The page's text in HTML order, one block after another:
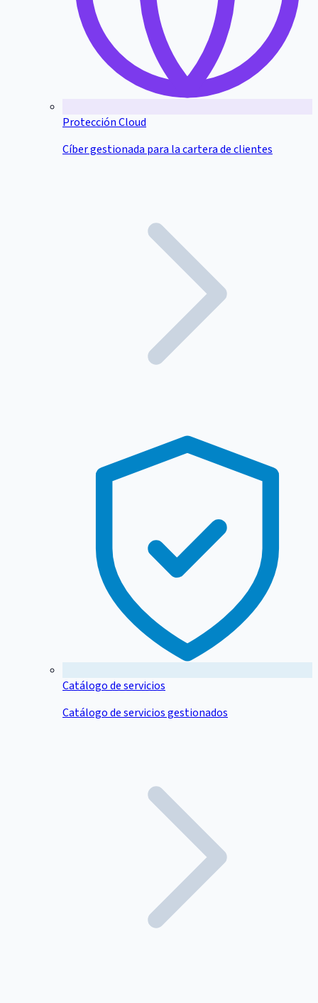
Protección Cloud
Cíber gestionada para la cartera de clientes
Catálogo de servicios
Catálogo de servicios gestionados